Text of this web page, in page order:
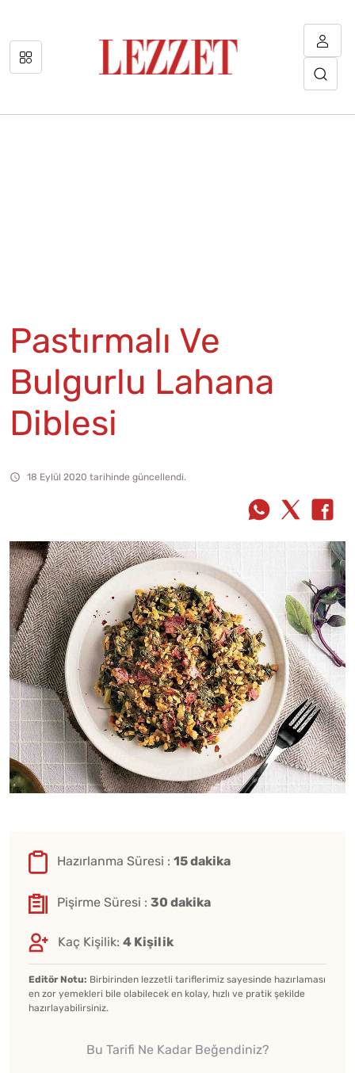
Pastırmalı Ve
Bulgurlu Lahana
Diblesi
18 Eylül 2020 tarihinde güncellendi.
Hazırlanma Süresi : 15 dakika
Pişirme Süresi : 30 dakika
Kaç Kişilik: 4 Kişilik
Editör Notu: Birbirinden lezzetli tariflerimiz sayesinde hazırlaması
en zor yemekleri bile olabilecek en kolay, hızlı ve pratik şekilde
hazırlayabilirsiniz.
Bu Tarifi Ne Kadar Beğendiniz?